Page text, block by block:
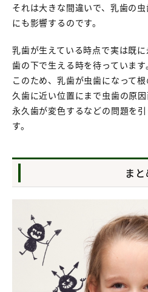
それは大きな間違いで、乳歯の
にも影響するのです。
乳歯が生えている時点で実は既
歯の下で生える時を待っています。
このため、乳歯が虫歯になって
久歯に近い位置にまで虫歯の原因
永久歯が変色するなどの問題を
す。
まと